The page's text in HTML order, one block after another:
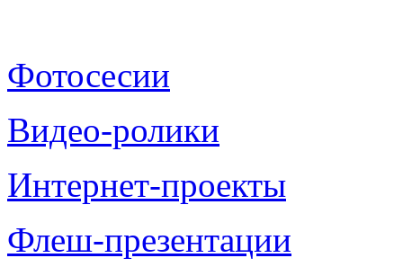
Фотосесии
Видео-ролики
Интернет-проекты
Флеш-презентации